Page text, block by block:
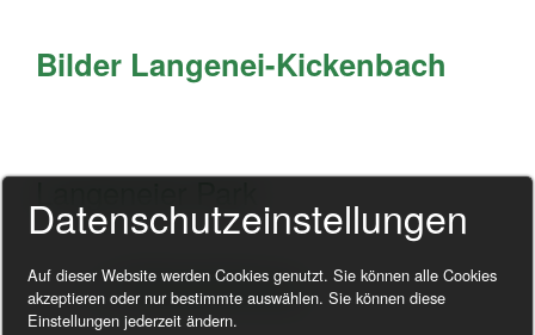
Bilder Langenei-Kickenbach
Langeneier Park
....... in Bearbeitung
Datenschutzeinstellungen
Auf dieser Website werden Cookies genutzt. Sie können alle Cookies
akzeptieren oder nur bestimmte auswählen. Sie können diese
Einstellungen jederzeit ändern.